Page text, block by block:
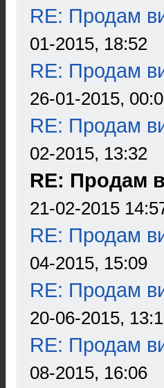
RE: Продам
01-2015, 18:52
RE: Продам
26-01-2015,
RE: Продам
02-2015, 13:32
RE: Продам
21-02-2015
RE: Продам
04-2015, 15:09
RE: Продам
20-06-2015,
RE: Продам
08-2015, 16:06